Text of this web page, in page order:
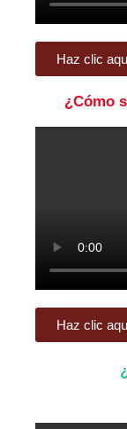
Haz clic
¿Cómo
Haz clic